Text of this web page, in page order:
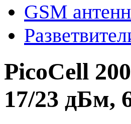
GSM
PicoCell
17/23 дБм,